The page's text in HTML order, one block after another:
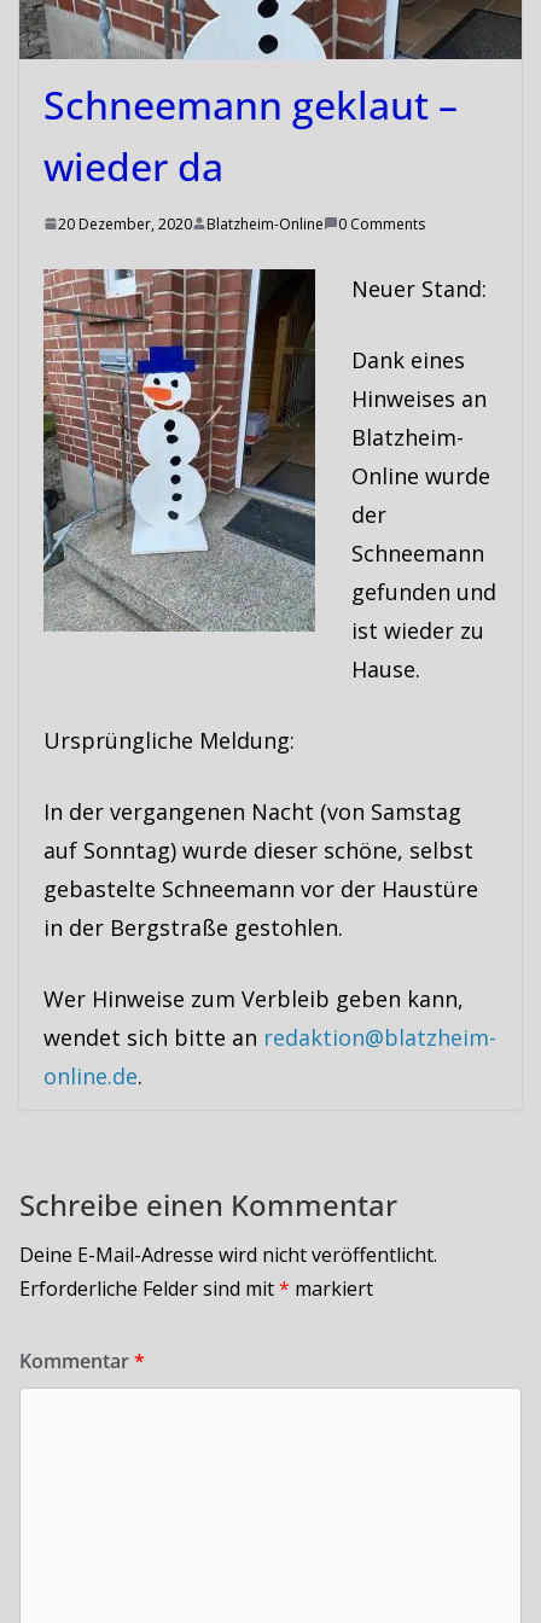
Schneemann geklaut –
wieder da
20 Dezember, 2020 Blatzheim-Online 0 Comments
Neuer Stand:
Dank eines
Hinweises an
Blatzheim-
Online wurde
der
Schneemann
gefunden und
ist wieder zu
Hause.
Ursprüngliche Meldung:
In der vergangenen Nacht (von Samstag
auf Sonntag) wurde dieser schöne, selbst
gebastelte Schneemann vor der Haustüre
in der Bergstraße gestohlen.
Wer Hinweise zum Verbleib geben kann,
wendet sich bitte an redaktion@blatzheim-
online.de.
Schreibe einen Kommentar
Deine E-Mail-Adresse wird nicht veröffentlicht.
Erforderliche Felder sind mit* markiert
Kommentar*